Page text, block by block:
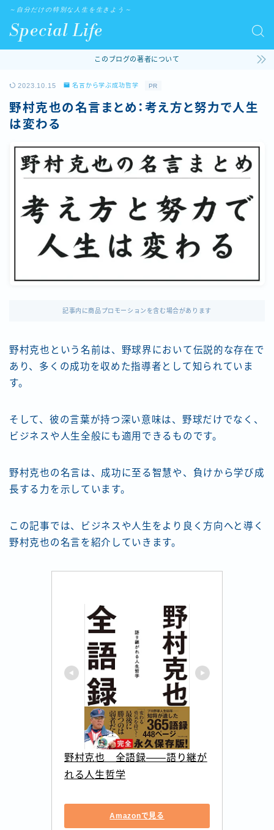
Special Life
～自分だけの特別な人生を生きよう～
このブログの著者について
2023.10.15 名言から学ぶ成功哲学 PR
野村克也の名言まとめ：考え方と努力で人生
は変わる
記事内に商品プロモーションを含む場合があります
野村克也という名前は、野球界において伝説的な存在で
あり、多くの成功を収めた指導者として知られていま
す。
そして、彼の言葉が持つ深い意味は、野球だけでなく、
ビジネスや人生全般にも適用できるものです。
野村克也の名言は、成功に至る智慧や、負けから学び成
長する力を示しています。
この記事では、ビジネスや人生をより良く方向へと導く
野村克也の名言を紹介していきます。
野村克也　全語録――語り継が
れる人生哲学
Amazonで見る